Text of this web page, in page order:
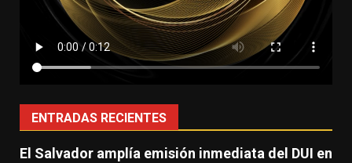
ENTRADAS RECIENTES
El Salvador amplía emisión inmediata del DUI en